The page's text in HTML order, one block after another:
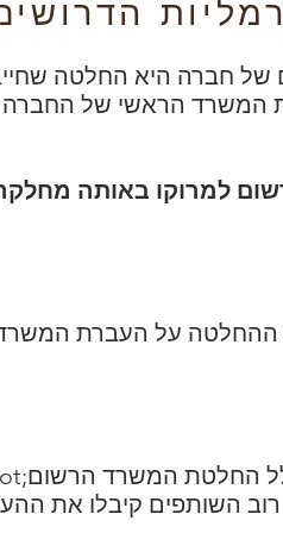
חברה היא החלטה
המשרד הראשי של החברה
על העברת המשרד
השותפים קיבלו את